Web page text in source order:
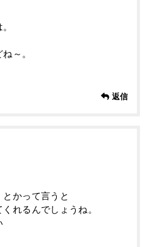
～。
返信
かって言うと
れるんでしょうね。